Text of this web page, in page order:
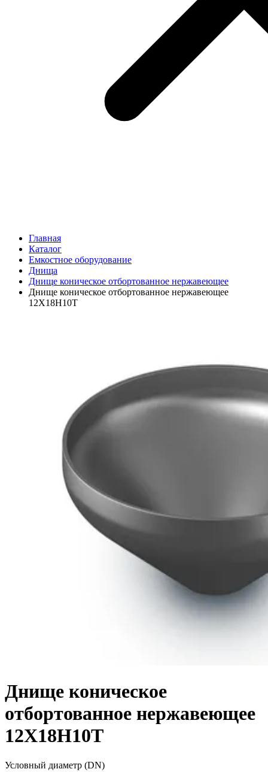
Главная
Каталог
Емкостное оборудование
Днища
Днище коническое отбортованное нержавеющее
Днище коническое отбортованное нержавеющее
12Х18Н10Т
Днище коническое
отбортованное нержавеющее
12Х18Н10Т
Условный диаметр (DN)